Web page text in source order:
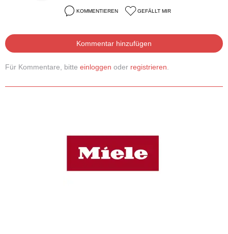
KOMMENTIEREN GEFÄLLT MIR
Kommentar hinzufügen
Für Kommentare, bitte einloggen oder registrieren